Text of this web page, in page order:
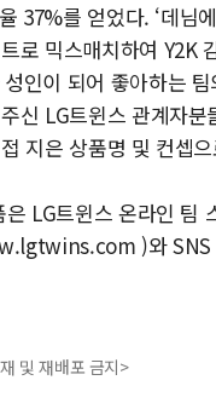
37%를 얻었다. ‘데님
로 믹스매치하여 Y2K
인이 되어 좋아하는
신 LG트윈스 관계자
지은 상품명 및 컨셉
은 LG트윈스 온라인
)와
및 재배포 금지>